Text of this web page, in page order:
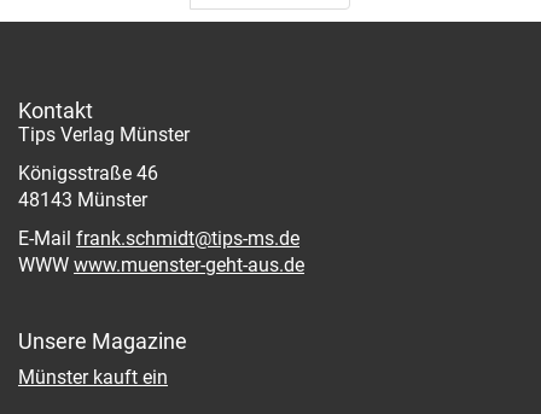
Kontakt
Tips Verlag Münster
Königsstraße 46
48143 Münster
E-Mail frank.schmidt@tips-ms.de
WWW www.muenster-geht-aus.de
Unsere Magazine
Münster kauft ein